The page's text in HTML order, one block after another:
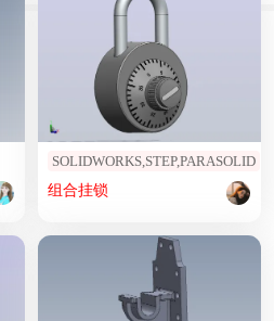
SOLIDWORKS,STEP,PARASOLID
组合挂锁